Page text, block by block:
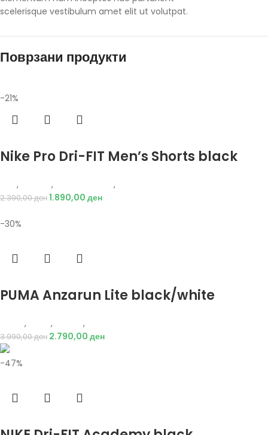
scelerisque vestibulum amet elit ut volutpat.
Поврзани продукти
-21%
Nike Pro Dri-FIT Men’s Shorts black
, , ,
2.390,00ден1.890,00 ден
-30%
PUMA Anzarun Lite black/white
, , ,
3.990,00ден 2.790,00 ден
-47%